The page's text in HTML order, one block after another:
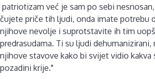
patriotizam već je sam po sebi
čujete priče tih ljudi, onda imate potrebu
njihove nevolje i suprotstavite ih tim
predrasudama. Ti su ljudi
njihove stavove kako bi svijet vidio kakva
pozadini krije."